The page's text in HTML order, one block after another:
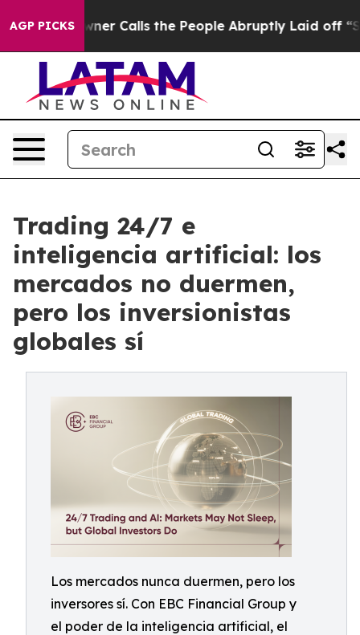
AGP PICKS
Owner Calls the People Abruptly Laid off “Simply a
Trading 24/7 e
inteligencia artificial: los
mercados no duermen,
pero los inversionistas
globales sí
Los mercados nunca duermen, pero los
inversores sí. Con EBC Financial Group y
el poder de la inteligencia artificial, el